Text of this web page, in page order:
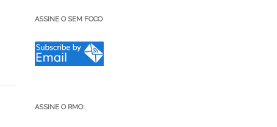
ASSINE O SEM FOCO
ASSINE O RMO: